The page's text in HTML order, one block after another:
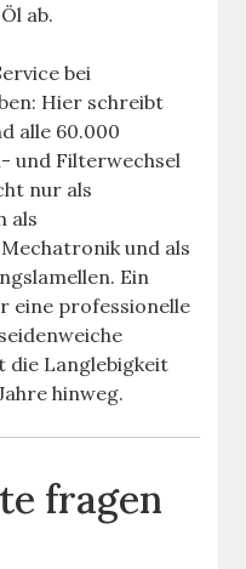
ab.
bei
Hier schreibt
alle 60.000
und Filterwechsel
nur als
als
und als
Ein
eine professionelle
die Langlebigkeit
hinweg.
fragen